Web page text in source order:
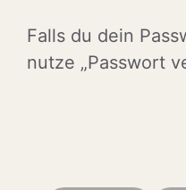
Falls du dein
nutze „Passwort